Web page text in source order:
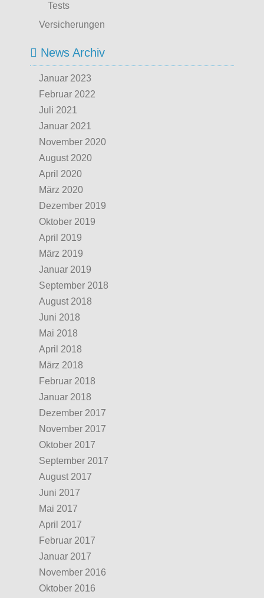
Tests
Versicherungen
News Archiv
Januar 2023
Februar 2022
Juli 2021
Januar 2021
November 2020
August 2020
April 2020
März 2020
Dezember 2019
Oktober 2019
April 2019
März 2019
Januar 2019
September 2018
August 2018
Juni 2018
Mai 2018
April 2018
März 2018
Februar 2018
Januar 2018
Dezember 2017
November 2017
Oktober 2017
September 2017
August 2017
Juni 2017
Mai 2017
April 2017
Februar 2017
Januar 2017
November 2016
Oktober 2016